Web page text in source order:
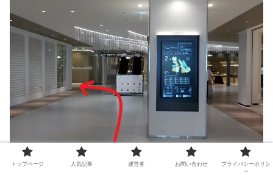
トップページ 人気記事 運営者 お問い合わせ
プライバシーポリシ
ー